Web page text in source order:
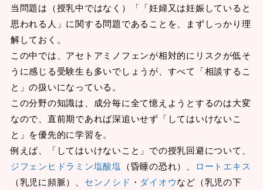
当問題は（授乳中ではなく）「「妊婦又は妊娠していると
思われる人」に関する問題であることを、まずしっかり理
解しておく。
この中では、アセトアミノフェンが相対的にリスクが低そ
うに感じる受験生も多いでしょうが、すべて「相談するこ
と」の扱いになっている。
この分野の知識は、成分毎に全て憶えようとするのは大変
なので、直前期であれば深追いせず「してはいけないこ
と」を優先的に学習を。
例えば、「してはいけないこと」での授乳回避について、
ジフェンヒドラミン塩酸塩 （昏睡の恐れ）、 ロートエキス
（乳児に頻脈）、 センノシド ・ ダイオウなど（乳児の下